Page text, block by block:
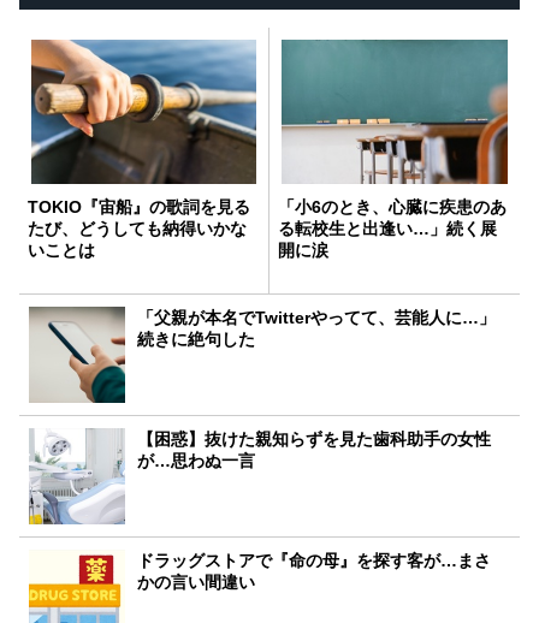
TOKIO『宙船』の歌詞を見る
たび、どうしても納得いかな
いことは
「小6のとき、心臓に疾患のあ
る転校生と出逢い…」続く展
開に涙
「父親が本名でTwitterやってて、芸能人に…」
続きに絶句した
【困惑】抜けた親知らずを見た歯科助手の女性
が…思わぬ一言
ドラッグストアで『命の母』を探す客が…まさ
かの言い間違い